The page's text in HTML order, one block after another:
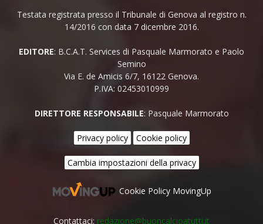
Testata registrata presso il Tribunale di Genova al registro n.
14/2016 con data 7 dicembre 2016.
EDITORE: B.C.A.T. Services di Pasquale Marmorato e Paolo
Semino
Via E. de Amicis 6/7, 16122 Genova.
P.IVA: 02453010999
DIRETTORE RESPONSABILE: Pasquale Marmorato
Privacy policy Cookie policy
Cambia impostazioni della privacy
Cookie Policy MovingUp
Contattaci: redazione@buoncalcioatutti.it